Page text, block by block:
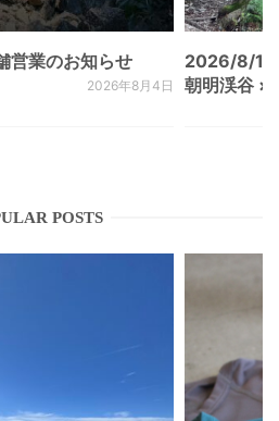
営業のお知らせ
2026年8月4日
2026/8/
朝明渓谷 ×
POSTS